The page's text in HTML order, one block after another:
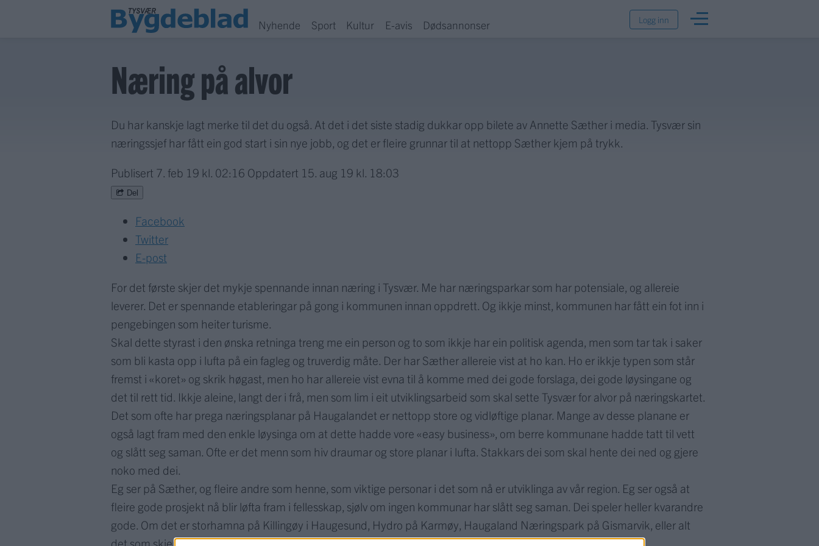
Nyhende Sport Kultur E-avis Dødsannonser Logg inn
Næring på alvor
Du har kanskje lagt merke til det du også. At det i det siste stadig dukkar opp bilete av Annette Sæther i media. Tysvær sin
næringssjef har fått ein god start i sin nye jobb, og det er fleire grunnar til at nettopp Sæther kjem på trykk.
Publisert 7. feb 19 kl. 02:16 Oppdatert 15. aug 19 kl. 18:03
Del
Facebook
Twitter
E-post
For det første skjer det mykje spennande innan næring i Tysvær. Me har næringsparkar som har potensiale, og allereie
leverer. Det er spennande etableringar på gong i kommunen innan oppdrett. Og ikkje minst, kommunen har fått ein fot inn i
pengebingen som heiter turisme.
Skal dette styrast i den ønska retninga treng me ein person og to som ikkje har ein politisk agenda, men som tar tak i saker
som bli kasta opp i lufta på ein fagleg og truverdig måte. Der har Sæther allereie vist at ho kan. Ho er ikkje typen som står
fremst i «koret» og skrik høgast, men ho har allereie vist evna til å komme med dei gode forslaga, dei gode løysingane og
det til rett tid. Ikkje aleine, langt der i frå, men som lim i eit utviklingsarbeid som skal sette Tysvær for alvor på næringskartet.
Det som ofte har prega næringsplanar på Haugalandet er nettopp store og vidløftige planar. Mange av desse planane er
også lagt fram med den enkle løysinga om at dette hadde vore «easy business», om berre kommunane hadde tatt til vett
og slått seg saman. Ofte er det menn som hiv draumar og store planar i lufta. Stakkars dei som skal hente dei ned og gjere
noko med dei.
Eg ser på Sæther, og fleire andre som henne, som viktige personar i det som nå er utviklinga av vår region. Eg ser også at
fleire gode prosjekt nå blir løfta fram i fellesskap, sjølv om ingen kommunar har slått seg saman. Dei speler heller kvarandre
gode. Om det er storhamna på Killingøy i Haugesund, Hydro på Karmøy, Haugaland Næringspark på Gismarvik, eller alt
det som skjer rundt Kårstø-anlegget.